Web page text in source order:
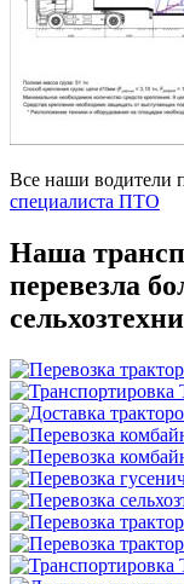
Все наши водители
специалиста ПТО
Наша
перевезла